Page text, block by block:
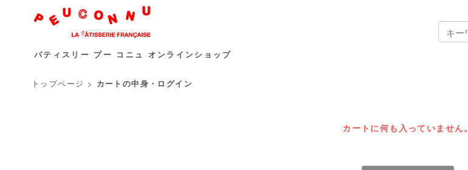
パティスリー プー コニュ オンラインショップ
トップページ > カートの中身・ログイン
カートに何も入っていません。